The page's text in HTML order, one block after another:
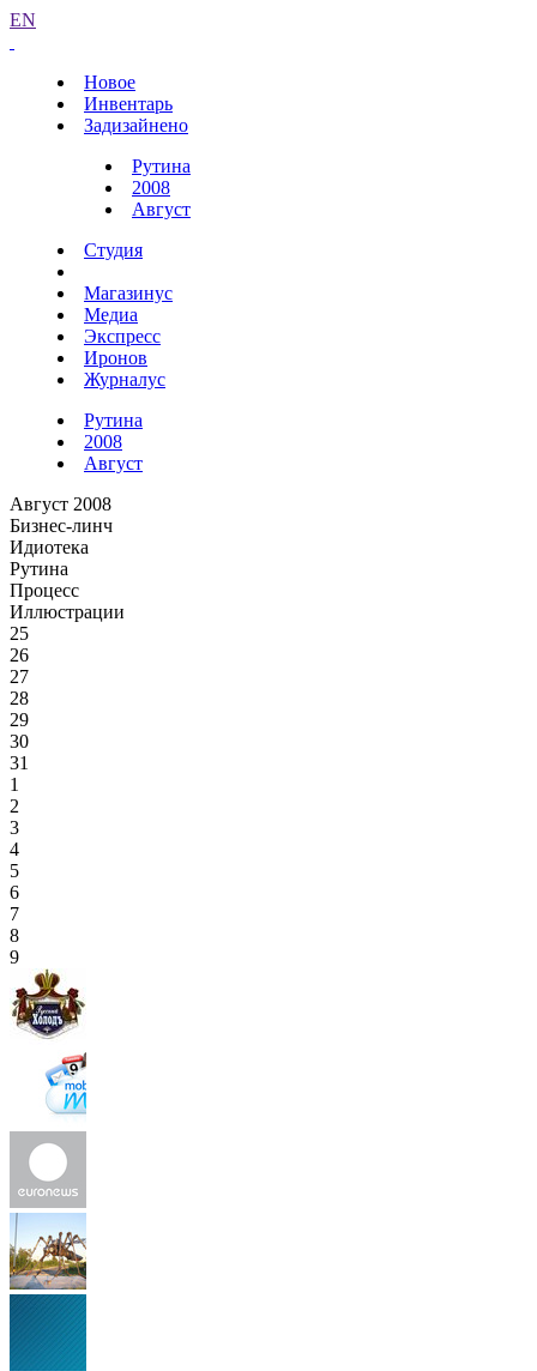
EN
Новое
Инвентарь
Задизайнено
Рутина
2008
Август
Студия
Магазинус
Медиа
Экспресс
Иронов
Журналус
Рутина
2008
Август
Август 2008
Бизнес-линч
Идиотека
Рутина
Процесс
Иллюстрации
25
26
27
28
29
30
31
1
2
3
4
5
6
7
8
9